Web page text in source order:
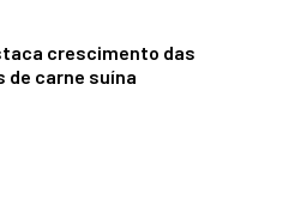
crescimento das
de carne suína